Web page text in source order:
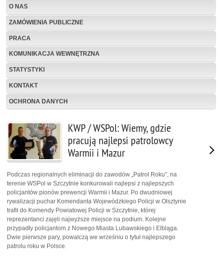
O NAS
ZAMÓWIENIA PUBLICZNE
PRACA
KOMUNIKACJA WEWNĘTRZNA
STATYSTYKI
KONTAKT
OCHRONA DANYCH
KWP / WSPol: Wiemy, gdzie
pracują najlepsi patrolowcy
Warmii i Mazur
Podczas regionalnych eliminacji do zawodów „Patrol Roku”, na
terenie WSPol w Szczytnie konkurowali najlepsi z najlepszych
policjantów pionów prewencji Warmii i Mazur. Po dwudniowej
rywalizacji puchar Komendanta Wojewódzkiego Policji w Olsztynie
trafił do Komendy Powiatowej Policji w Szczytnie, której
reprezentanci zajęli najwyższe miejsce na podium. Kolejne
przypadły policjantom z Nowego Miasta Lubawskiego i Elbląga.
Dwie pierwsze pary, powalczą we wrześniu o tytuł najlepszego
patrolu roku w Polsce.